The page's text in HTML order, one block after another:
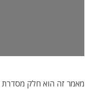
מאמר זה הוא חלק